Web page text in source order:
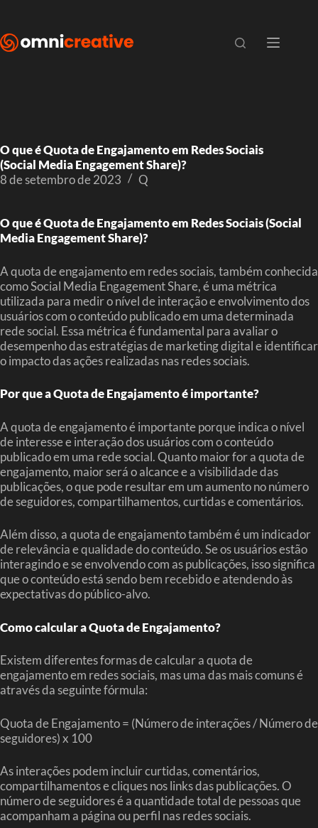
O que é Quota de Engajamento em Redes Sociais
(Social Media Engagement Share)?
8 de setembro de 2023
Q
O que é Quota de Engajamento em Redes Sociais (Social
Media Engagement Share)?
A quota de engajamento em redes sociais, também conhecida
como Social Media Engagement Share, é uma métrica
utilizada para medir o nível de interação e envolvimento dos
usuários com o conteúdo publicado em uma determinada
rede social. Essa métrica é fundamental para avaliar o
desempenho das estratégias de marketing digital e identificar
o impacto das ações realizadas nas redes sociais.
Por que a Quota de Engajamento é importante?
A quota de engajamento é importante porque indica o nível
de interesse e interação dos usuários com o conteúdo
publicado em uma rede social. Quanto maior for a quota de
engajamento, maior será o alcance e a visibilidade das
publicações, o que pode resultar em um aumento no número
de seguidores, compartilhamentos, curtidas e comentários.
Além disso, a quota de engajamento também é um indicador
de relevância e qualidade do conteúdo. Se os usuários estão
interagindo e se envolvendo com as publicações, isso significa
que o conteúdo está sendo bem recebido e atendendo às
expectativas do público-alvo.
Como calcular a Quota de Engajamento?
Existem diferentes formas de calcular a quota de
engajamento em redes sociais, mas uma das mais comuns é
através da seguinte fórmula:
Quota de Engajamento = (Número de interações / Número de
seguidores) x 100
As interações podem incluir curtidas, comentários,
compartilhamentos e cliques nos links das publicações. O
número de seguidores é a quantidade total de pessoas que
acompanham a página ou perfil nas redes sociais.